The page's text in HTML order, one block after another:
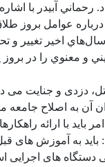
آبيدر با
عوامل بروز
اخير تغيير
و معنوي را در
قتل، دزدی و جنایت
با ارائه
به آموزش های
دستگاه های